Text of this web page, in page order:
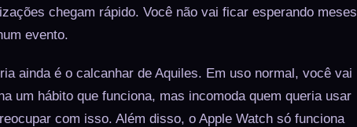
chegam rápido. Você não vai ficar esperando meses
evento.
ainda é o calcanhar de Aquiles. Em uso normal, você vai
um hábito que funciona, mas incomoda quem queria usar
com isso. Além disso, o Apple Watch só funciona